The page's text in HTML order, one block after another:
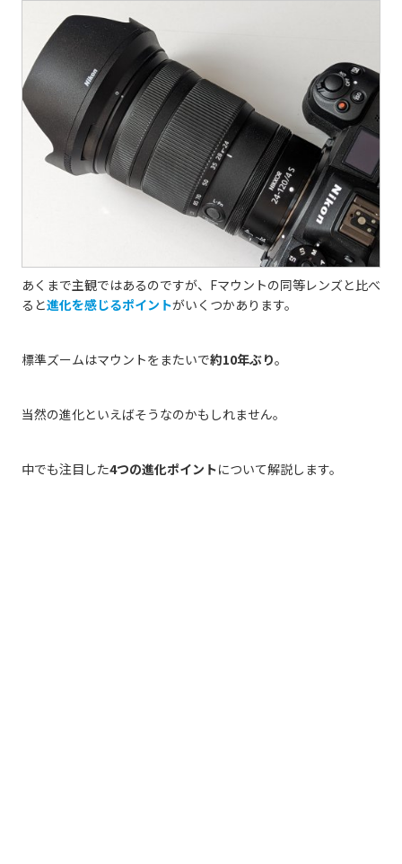
あくまで主観ではあるのですが、Fマウントの同等レンズと比べ
ると進化を感じるポイントがいくつかあります。
標準ズームはマウントをまたいで約10年ぶり。
当然の進化といえばそうなのかもしれません。
中でも注目した4つの進化ポイントについて解説します。